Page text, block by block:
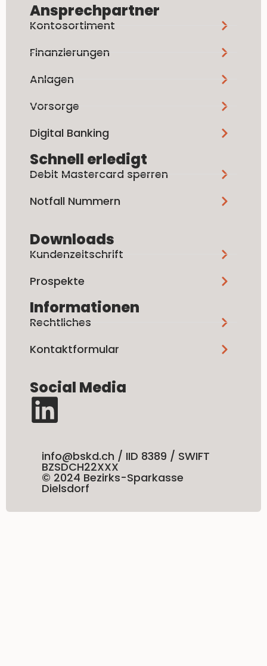
Ansprechpartner
Kontosortiment
Finanzierungen
Anlagen
Vorsorge
Digital Banking
Schnell erledigt
Debit Mastercard sperren
Notfall Nummern
Downloads
Kundenzeitschrift
Prospekte
Informationen
Rechtliches
Kontaktformular
Social Media
info@bskd.ch / IID 8389 / SWIFT
BZSDCH22XXX
© 2024 Bezirks-Sparkasse
Dielsdorf